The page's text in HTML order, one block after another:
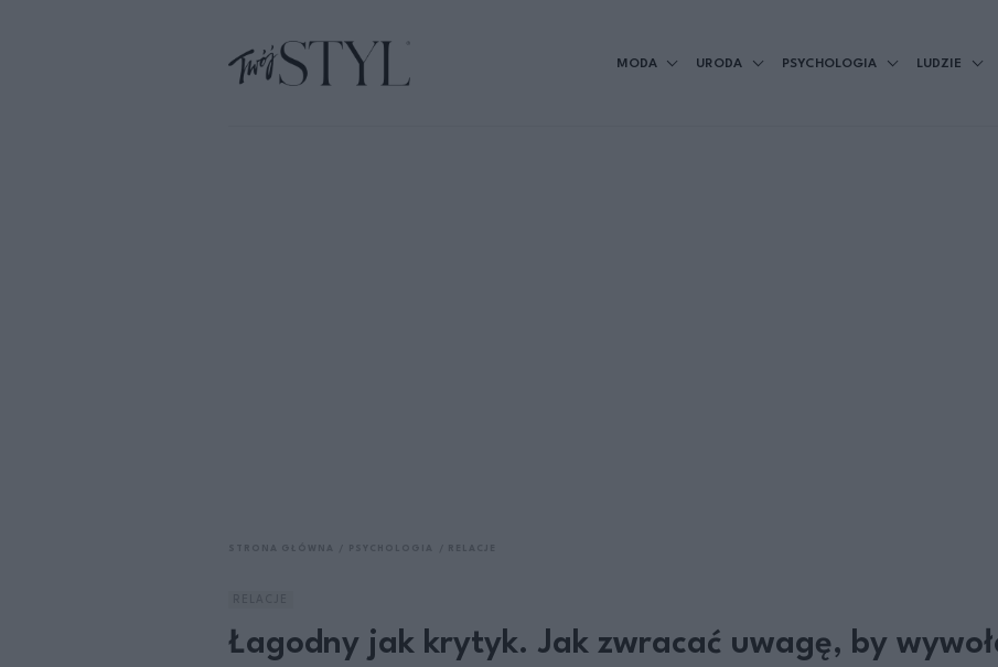
MODA URODA PSYCHOLOGIA LUDZIE
Łagodny jak krytyk. Jak zwracać uwagę, by